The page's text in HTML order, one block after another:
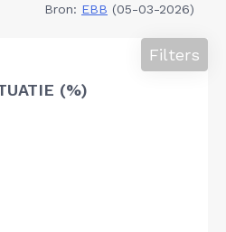
Bron: EBB (05-03-2026)
(%)
Filters